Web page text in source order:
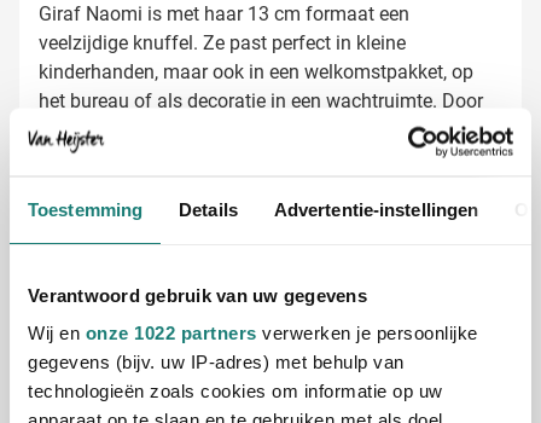
Toestemming Details Advertentie-instellingen
Verantwoord gebruik van uw gegevens
Wij en onze 1022 partners verwerken je persoonlijke
gegevens (bijv. uw IP-adres) met behulp van
technologieën zoals cookies om informatie op uw
Giraf Naomi is met haar 13 cm formaat een
veelzijdige knuffel. Ze past perfect in kleine
kinderhanden, maar ook in een welkomstpakket, op
het bureau of als decoratie in een wachtruimte. Door
haar geborduurde ogen bevat de knuffel geen losse of
harde onderdelen, waardoor ze geschikt is voor alle
jouw logo zonder de schattigheid van de knuffel aan
te tasten.
Bij Van Heijster Relatiegeschenken maken we van
deze pluche giraf een uniek relatiegeschenk. We
Full color bedrukking op het oormerk
Bedrukking met je bedrijfslogo
Een korte tekst of slogan op het label